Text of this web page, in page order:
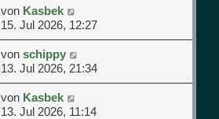
von Kasbek
15. Jul 2026, 12:27
von schippy
13. Jul 2026, 21:34
von Kasbek
13. Jul 2026, 11:14